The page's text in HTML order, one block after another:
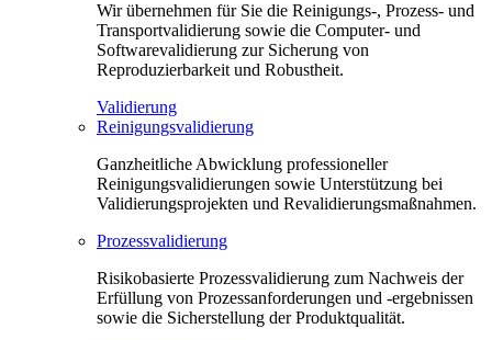
Wir übernehmen für Sie die Reinigungs-, Prozess- und
Transportvalidierung sowie die Computer- und
Softwarevalidierung zur Sicherung von
Reproduzierbarkeit und Robustheit.
Validierung
Reinigungsvalidierung
Ganzheitliche Abwicklung professioneller
Reinigungsvalidierungen sowie Unterstützung bei
Validierungsprojekten und Revalidierungsmaßnahmen.
Prozessvalidierung
Risikobasierte Prozessvalidierung zum Nachweis der
Erfüllung von Prozessanforderungen und -ergebnissen
sowie die Sicherstellung der Produktqualität.